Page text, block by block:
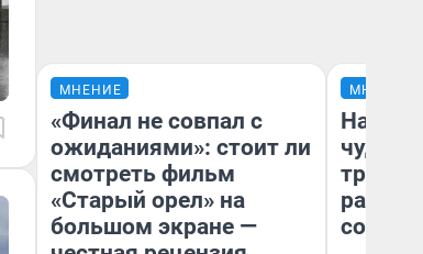
МНЕНИЕ
«Финал не совпал с
ожиданиями»: стоит ли
смотреть фильм
«Старый орел» на
большом экране —
МНЕНИЕ
чудом